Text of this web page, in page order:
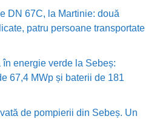
DN 67C, la Martinie: două
patru persoane transportate
în energie verde la Sebeș:
67,4 MWp și baterii de 181
de pompierii din Sebeș. Un